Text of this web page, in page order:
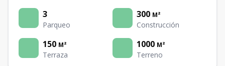
3
Parqueo
300 M²
Construcción
150 M²
Terraza
1000 M²
Terreno